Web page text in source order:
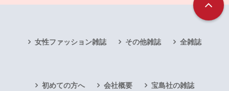
女性ファッション雑誌 その他雑誌 全雑誌
初めての方へ 会社概要 宝島社の雑誌